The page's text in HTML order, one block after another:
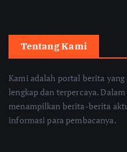
Tentang Kami
Kami adalah portal berita
lengkap dan terpercaya.
menampilkan berita-berita
informasi para pembacanya.